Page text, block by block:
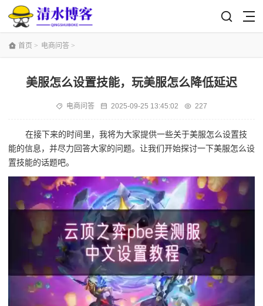
首页 > 电商问答 >
美服怎么设置技能，玩美服怎么降低延迟
电商问答 2025-09-25 13:45:02 227
在接下来的时间里，我将为大家提供一些关于美服怎么设置技
能的信息，并尽力回答大家的问题。让我们开始探讨一下美服怎么设
置技能的话题吧。